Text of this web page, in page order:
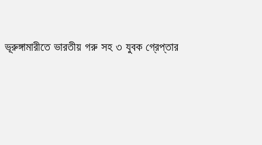
ভূরুঙ্গামারীতে ভারতীয় গরু সহ ৩ যুবক গ্রেপ্তার